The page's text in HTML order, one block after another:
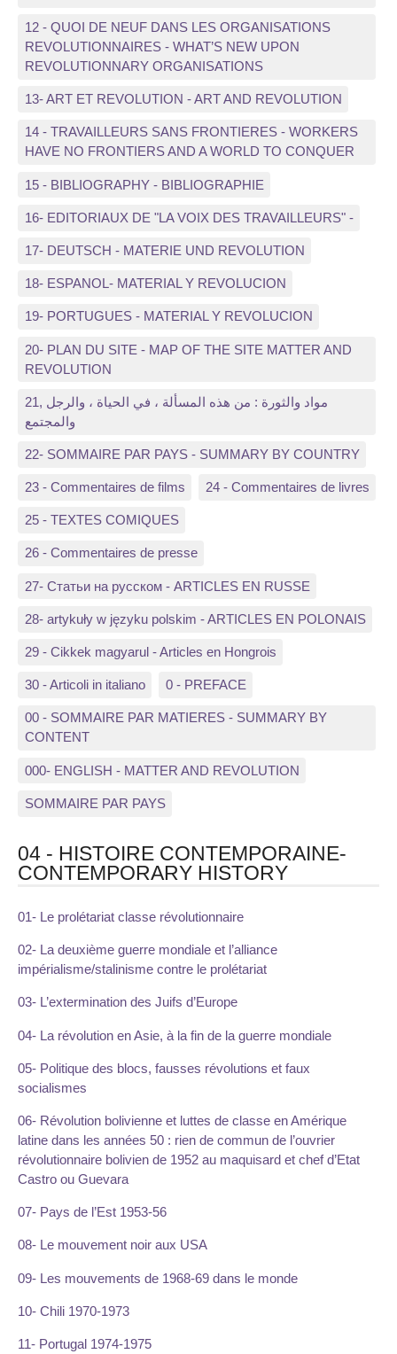
12 - QUOI DE NEUF DANS LES ORGANISATIONS
REVOLUTIONNAIRES - WHAT’S NEW UPON
REVOLUTIONNARY ORGANISATIONS
13- ART ET REVOLUTION - ART AND REVOLUTION
14 - TRAVAILLEURS SANS FRONTIERES - WORKERS
HAVE NO FRONTIERS AND A WORLD TO CONQUER
15 - BIBLIOGRAPHY - BIBLIOGRAPHIE
16- EDITORIAUX DE "LA VOIX DES TRAVAILLEURS" -
17- DEUTSCH - MATERIE UND REVOLUTION
18- ESPANOL- MATERIAL Y REVOLUCION
19- PORTUGUES - MATERIAL Y REVOLUCION
20- PLAN DU SITE - MAP OF THE SITE MATTER AND
REVOLUTION
21, مواد والثورة : من هذه المسألة ، في الحياة ، والرجل
والمجتمع
22- SOMMAIRE PAR PAYS - SUMMARY BY COUNTRY
23 - Commentaires de films 24 - Commentaires de livres
25 - TEXTES COMIQUES
26 - Commentaires de presse
27- Статьи на русском - ARTICLES EN RUSSE
28- artykuły w języku polskim - ARTICLES EN POLONAIS
29 - Cikkek magyarul - Articles en Hongrois
30 - Articoli in italiano 0 - PREFACE
00 - SOMMAIRE PAR MATIERES - SUMMARY BY
CONTENT
000- ENGLISH - MATTER AND REVOLUTION
SOMMAIRE PAR PAYS
04 - HISTOIRE CONTEMPORAINE-
CONTEMPORARY HISTORY
01- Le prolétariat classe révolutionnaire
02- La deuxième guerre mondiale et l’alliance
impérialisme/stalinisme contre le prolétariat
03- L’extermination des Juifs d’Europe
04- La révolution en Asie, à la fin de la guerre mondiale
05- Politique des blocs, fausses révolutions et faux
socialismes
06- Révolution bolivienne et luttes de classe en Amérique
latine dans les années 50 : rien de commun de l’ouvrier
révolutionnaire bolivien de 1952 au maquisard et chef d’Etat
Castro ou Guevara
07- Pays de l’Est 1953-56
08- Le mouvement noir aux USA
09- Les mouvements de 1968-69 dans le monde
10- Chili 1970-1973
11- Portugal 1974-1975